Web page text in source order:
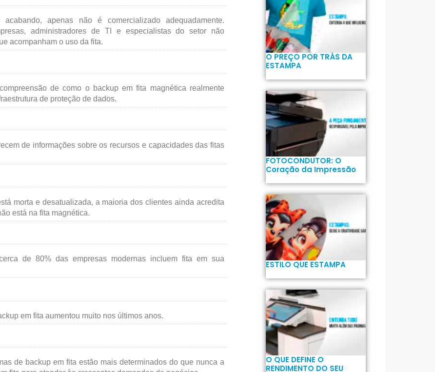
apenas não é comercializado adequadamente.
administradores de TI e especialistas do setor não
acompanham o uso da fita.
de como o backup em fita magnética realmente
de proteção de dados.
de informações sobre os recursos e capacidades das fitas
morta e desatualizada, a maioria dos clientes ainda acredita
está na fita magnética.
de 80% das empresas modernas incluem fita em sua
em fita aumentou muito nos últimos anos.
de backup em fita estão mais determinados do que nunca a
O PREÇO POR TRÁS DA
ESTAMPA
FOTOCONDUTOR: O
Coração da Impressão
ESTILO QUE ESTAMPA
O QUE DEFINE O
RENDIMENTO DO SEU